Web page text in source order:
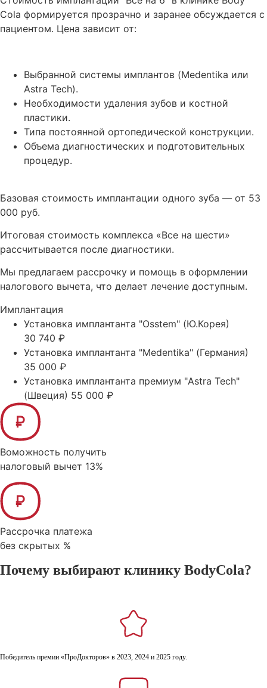
Cola формируется прозрачно и заранее обсуждается с
пациентом. Цена зависит от:
Выбранной системы имплантов (Medentika или
Astra Tech).
Необходимости удаления зубов и костной
пластики.
Типа постоянной ортопедической конструкции.
Объема диагностических и подготовительных
процедур.
Базовая стоимость имплантации одного зуба — от 53
000 руб.
Итоговая стоимость комплекса «Все на шести»
рассчитывается после диагностики.
Мы предлагаем рассрочку и помощь в оформлении
налогового вычета, что делает лечение доступным.
Имплантация
Установка имплантанта "Osstem" (Ю.Корея)
30 740 ₽
Установка имплантанта "Medentika" (Германия)
35 000 ₽
Установка имплантанта премиум "Astra Tech"
(Швеция) 55 000 ₽
Воможность получить
налоговый вычет 13%
Рассрочка платежа
без скрытых %
Почему выбирают клинику BodyCola?
Победитель премии «ПроДокторов» в 2023, 2024 и 2025 году.